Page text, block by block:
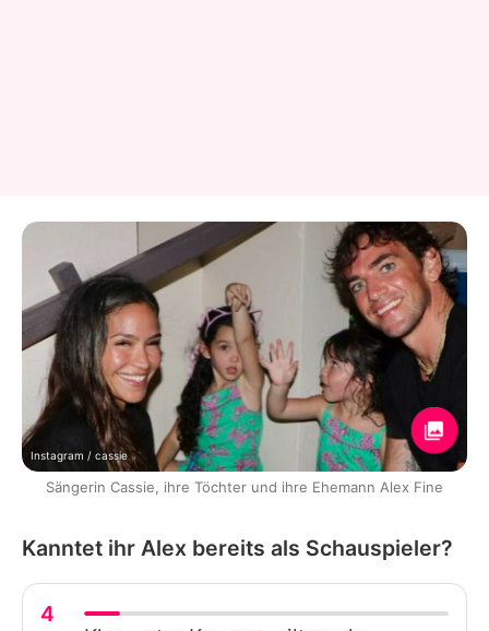
Instagram / cassie
Sängerin Cassie, ihre Töchter und ihre Ehemann Alex Fine
Kanntet ihr Alex bereits als Schauspieler?
4